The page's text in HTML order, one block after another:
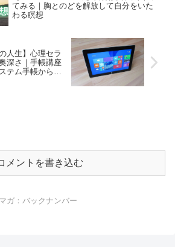
てみる｜胸とのどを解放して自分をいた
わる瞑想
人生】心理セラ
深さ｜手帳講座
テム手帳からデ
メントを書き込む
ガ：バックナンバー